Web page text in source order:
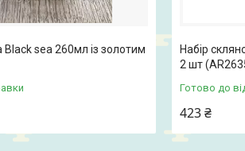
sea 260мл із золотим
Набір
2 шт
Готово до
423 ₴